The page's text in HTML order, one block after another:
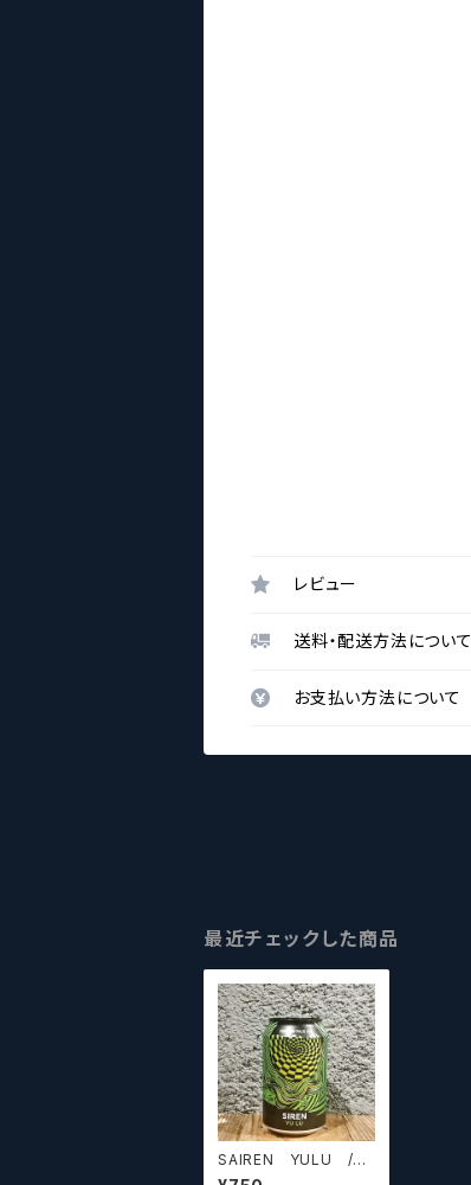
レビュー
送料・配送方法について
お支払い方法について
最近チェックした商品
SAIREN YULU /サ
イレン ユル セッション